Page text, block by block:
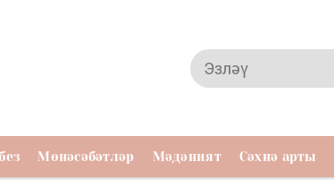
Мөнәсәбәтләр Мәдәният Сәхнә арты